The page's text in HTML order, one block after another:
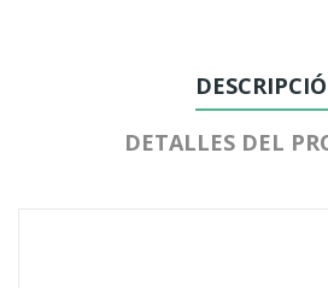
DETALLES DEL